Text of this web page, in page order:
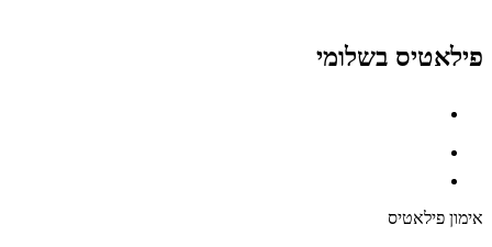
פילאטיס בשלומי
אימון פילאטיס